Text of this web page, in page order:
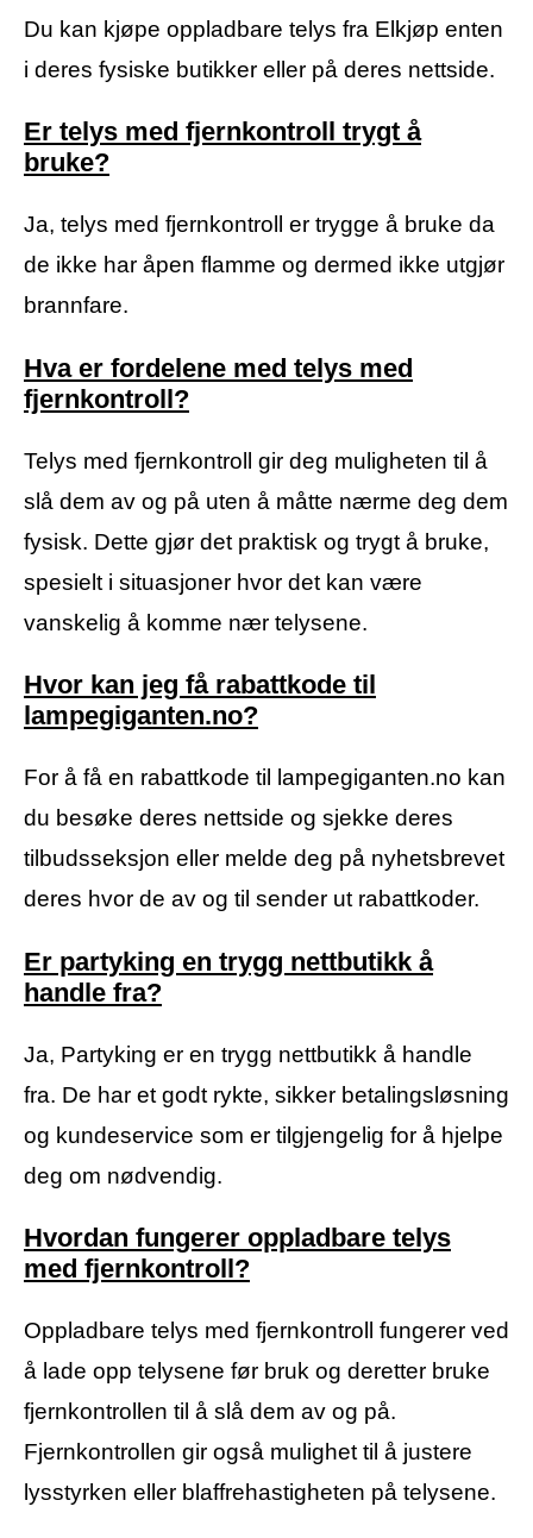
Du kan kjøpe oppladbare telys fra Elkjøp enten
i deres fysiske butikker eller på deres nettside.
Er telys med fjernkontroll trygt å
bruke?
Ja, telys med fjernkontroll er trygge å bruke da
de ikke har åpen flamme og dermed ikke utgjør
brannfare.
Hva er fordelene med telys med
fjernkontroll?
Telys med fjernkontroll gir deg muligheten til å
slå dem av og på uten å måtte nærme deg dem
fysisk. Dette gjør det praktisk og trygt å bruke,
spesielt i situasjoner hvor det kan være
vanskelig å komme nær telysene.
Hvor kan jeg få rabattkode til
lampegiganten.no?
For å få en rabattkode til lampegiganten.no kan
du besøke deres nettside og sjekke deres
tilbudsseksjon eller melde deg på nyhetsbrevet
deres hvor de av og til sender ut rabattkoder.
Er partyking en trygg nettbutikk å
handle fra?
Ja, Partyking er en trygg nettbutikk å handle
fra. De har et godt rykte, sikker betalingsløsning
og kundeservice som er tilgjengelig for å hjelpe
deg om nødvendig.
Hvordan fungerer oppladbare telys
med fjernkontroll?
Oppladbare telys med fjernkontroll fungerer ved
å lade opp telysene før bruk og deretter bruke
fjernkontrollen til å slå dem av og på.
Fjernkontrollen gir også mulighet til å justere
lysstyrken eller blaffrehastigheten på telysene.